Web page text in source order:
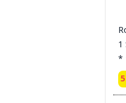
1
*